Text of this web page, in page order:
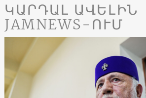
ԿԱՐԴԱԼ ԱՎԵԼԻՆ
JAMNEWS-ՈՒՄ